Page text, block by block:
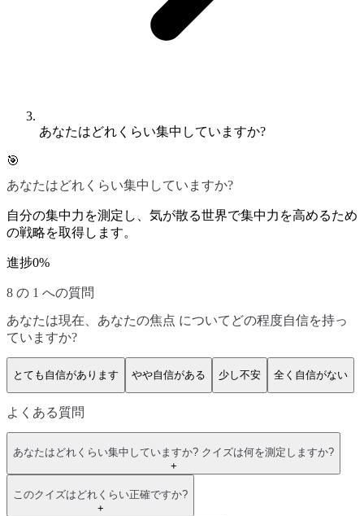
あなたはどれくらい集中していますか?
🎯
あなたはどれくらい集中していますか?
自分の集中力を測定し、気が散る世界で集中力を高めるため
の戦略を取得します。
進捗0%
8 の 1 への質問
あなたは現在、あなたの焦点 についてどの程度自信を持っ
ていますか?
とても自信があります やや自信がある 少し不安 全く自信がない
よくある質問
あなたはどれくらい集中していますか? クイズは何を測定しますか?
+
このクイズはどれくらい正確ですか?
+